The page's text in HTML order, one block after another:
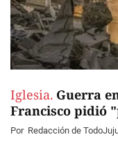
Iglesia. Guerra
Francisco pidió
Por Redacción de